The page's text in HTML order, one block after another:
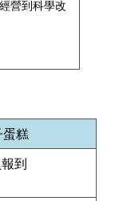
營到科學改
糕
到